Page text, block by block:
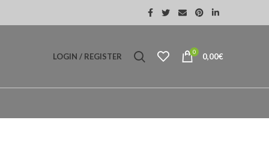
LOGIN / REGISTER 0 0,00€